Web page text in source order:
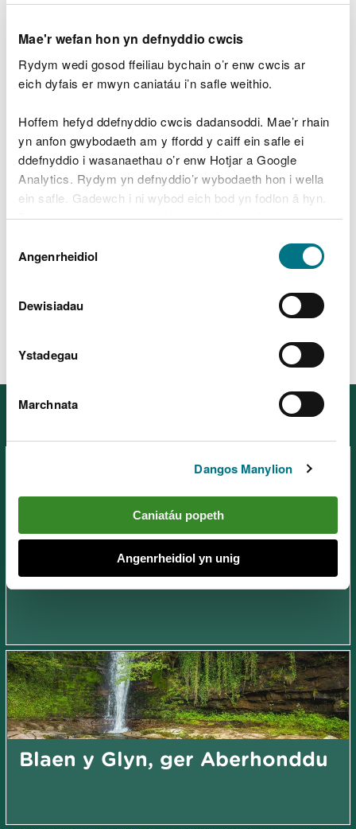
Mae'r wefan hon yn defnyddio cwcis
Rydym wedi gosod ffeiliau bychain o’r enw cwcis ar
eich dyfais er mwyn caniatáu i’n safle weithio.
Hoffem hefyd ddefnyddio cwcis dadansoddi. Mae’r rhain
yn anfon gwybodaeth am y ffordd y caiff ein safle ei
ddefnyddio i wasanaethau o’r enw Hotjar a Google
Analytics. Rydym yn defnyddio’r wybodaeth hon i wella
ein safle. Gadewch i ni wybod eich bod yn fodlon â hyn.
Byddwn yn defnyddio cwci i gadw eich dewis.
Gellirdarllen mwy am ein cwcis cyn i chi ddewis.
Caniatâd
Angenrheidiol
Dewisiadau
Ystadegau
Marchnata
Dangos Manylion
Caniatáu popeth
Angenrheidiol yn unig
Manylion cyswllt
Cysylltwch â’n tîm cwsmeriaid gydag unrhyw
ddydd Llun i ddydd Gwener.
Lawrlwythiadau dogfennau
cysylltiedig
Mannau eraill yng De Ddwyrain
Golygfan y Bannau, ger
Trefynwy
Blaen y Glyn, ger Aberhonddu